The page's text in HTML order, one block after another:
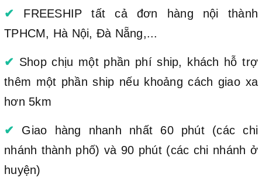
✔ FREESHIP tất cả đơn hàng nội thành
TPHCM, Hà Nội, Đà Nẵng,...
✔ Shop chịu một phần phí ship, khách hỗ trợ
thêm một phần ship nếu khoảng cách giao xa
hơn 5km
✔ Giao hàng nhanh nhất 60 phút (các chi
nhánh thành phố) và 90 phút (các chi nhánh ở
huyện)